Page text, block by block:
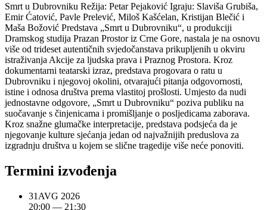
Smrt u Dubrovniku Režija: Petar Pejaković Igraju: Slaviša Grubiša,
Emir Ćatović, Pavle Prelević, Miloš Kašćelan, Kristijan Blečić i
Maša Božović Predstava „Smrt u Dubrovniku“, u produkciji
Dramskog studija Prazan Prostor iz Crne Gore, nastala je na osnovu
više od trideset autentičnih svjedočanstava prikupljenih u okviru
istraživanja Akcije za ljudska prava i Praznog Prostora. Kroz
dokumentarni teatarski izraz, predstava progovara o ratu u
Dubrovniku i njegovoj okolini, otvarajući pitanja odgovornosti,
istine i odnosa društva prema vlastitoj prošlosti. Umjesto da nudi
jednostavne odgovore, „Smrt u Dubrovniku“ poziva publiku na
suočavanje s činjenicama i promišljanje o posljedicama zaborava.
Kroz snažne glumačke interpretacije, predstava podsjeća da je
njegovanje kulture sjećanja jedan od najvažnijih preduslova za
izgradnju društva u kojem se slične tragedije više neće ponoviti.
Termini izvođenja
31 AVG 2026
20:00 — 21:30